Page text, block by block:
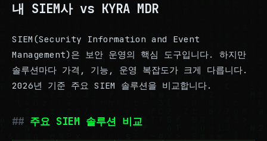
내 SIEM사 vs KYRA MDR
SIEM(Security Information and Event
Management)은 보안 운영의 핵심 도구입니다. 하지만
솔루션마다 가격, 기능, 운영 복잡도가 크게 다릅니다.
2026년 기준 주요 SIEM 솔루션을 비교합니다.
주요 SIEM 솔루션 비교